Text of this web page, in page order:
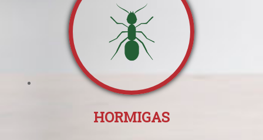
HORMIGAS